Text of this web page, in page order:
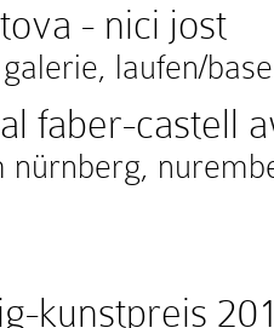
- nici jost
laufen/
faber-castell
nürnberg,
kunstpreis